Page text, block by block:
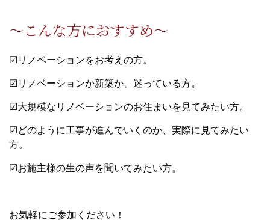
～こんな方におすすめ～
☑リノベーションをお考えの方。
☑リノベーションか新築か、迷っている方。
☑大規模なリノベーションのお住まいを見てみたい方。
☑どのように工事が進んでいくのか、実際に見てみたい
方。
☑お施主様の生の声を聞いてみたい方。
お気軽にご参加ください！